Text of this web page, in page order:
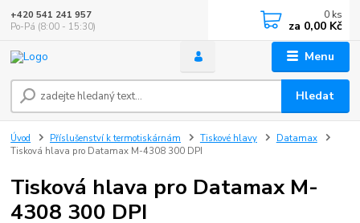
Menu
Hledat
+420 541 241 957
Po-Pá (8:00 - 15:30)
0 ks
za 0,00 Kč
Úvod Příslušenství k termotiskárnám Tiskové hlavy
Datamax
Tisková hlava pro Datamax M-4308 300 DPI
Tisková hlava pro Datamax M-
4308 300 DPI